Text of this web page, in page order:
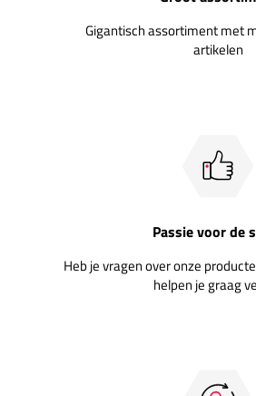
Gigantisch assortiment met
artikelen
Passie voor de
Heb je vragen over onze
helpen je graag